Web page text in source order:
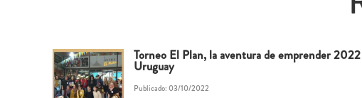
Torneo El Plan, la aventura de emprender
Uruguay
Publicado: 03/10/2022